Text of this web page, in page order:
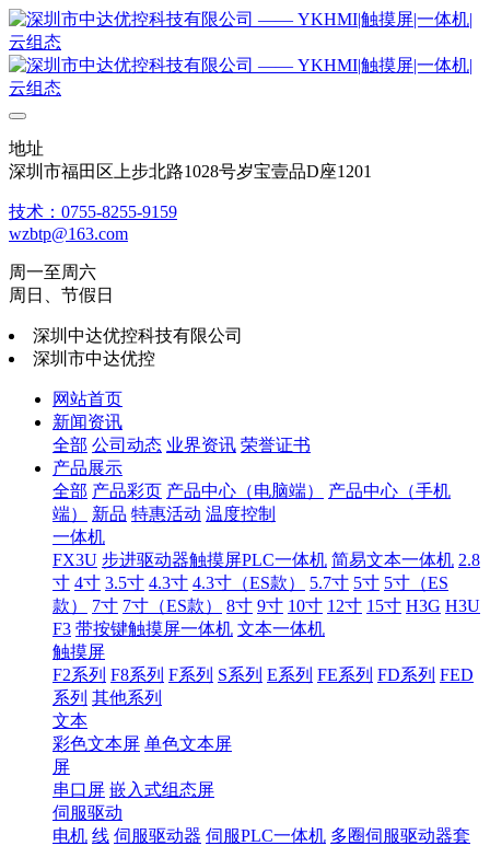
地址
深圳市福田区上步北路1028号岁宝壹品D座1201
技术：0755-8255-9159
wzbtp@163.com
周一至周六
周日、节假日
深圳中达优控科技有限公司
深圳市中达优控
网站首页
新闻资讯
全部 公司动态 业界资讯 荣誉证书
产品展示
全部 产品彩页 产品中心（电脑端）
产品中心（手机
端）
新品 特惠活动 温度控制
一体机
FX3U 步进驱动器触摸屏PLC一体机 简易文本一体机 2.8
寸 4寸 3.5寸 4.3寸 4.3寸（ES款） 5.7寸 5寸 5寸（ES
款）
7寸 7寸（ES款） 8寸 9寸 10寸 12寸 15寸 H3G H3U
F3 带按键触摸屏一体机 文本一体机
触摸屏
F2系列 F8系列 F系列 S系列 E系列 FE系列 FD系列 FED
系列 其他系列
文本
彩色文本屏 单色文本屏
屏
串口屏 嵌入式组态屏
伺服驱动
电机 线 伺服驱动器 伺服PLC一体机 多圈伺服驱动器套